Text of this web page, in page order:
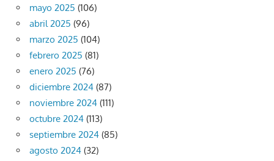
mayo 2025 (106)
abril 2025 (96)
marzo 2025 (104)
febrero 2025 (81)
enero 2025 (76)
diciembre 2024 (87)
noviembre 2024 (111)
octubre 2024 (113)
septiembre 2024 (85)
agosto 2024 (32)